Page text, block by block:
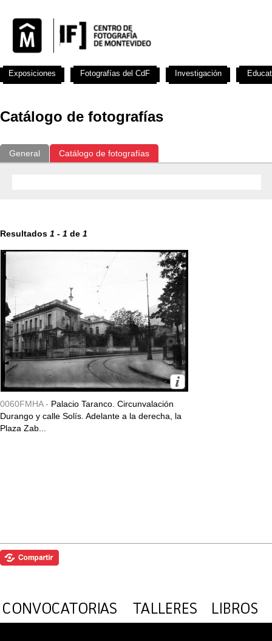
Catálogo de fotografías
General Catálogo de fotografías
Resultados 1 - 1 de 1
0060FMHA - Palacio Taranco. Circunvalación
Durango y calle Solís. Adelante a la derecha, la
Plaza Zab...
Exposiciones Fotografías del CdF Investigación